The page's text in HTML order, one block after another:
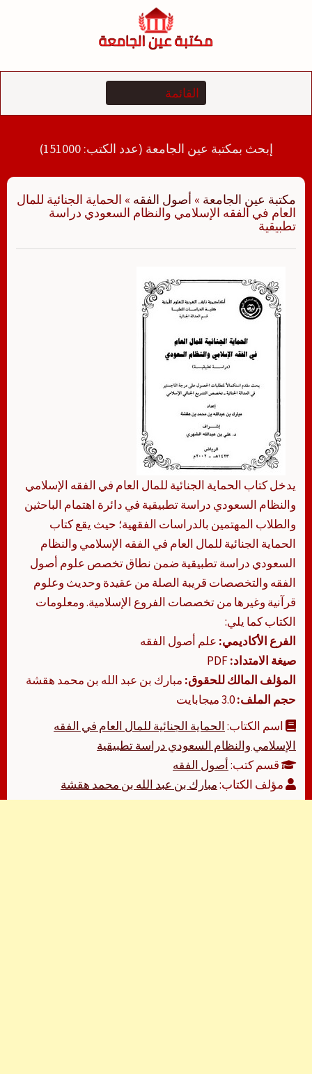
إبحث بمكتبة عين الجامعة (عدد الكتب: 151000)
مكتبة عين الجامعة » أصول الفقه » الحماية الجنائية للمال
العام في الفقه الإسلامي والنظام السعودي دراسة
تطبيقية
يدخل كتاب الحماية الجنائية للمال العام في الفقه الإسلامي
والنظام السعودي دراسة تطبيقية في دائرة اهتمام الباحثين
والطلاب المهتمين بالدراسات الفقهية؛ حيث يقع كتاب
الحماية الجنائية للمال العام في الفقه الإسلامي والنظام
السعودي دراسة تطبيقية ضمن نطاق تخصص علوم أصول
الفقه والتخصصات قريبة الصلة من عقيدة وحديث وعلوم
قرآنية وغيرها من تخصصات الفروع الإسلامية. ومعلومات
الكتاب كما يلي:
الفرع الأكاديمي: علم أصول الفقه
صيغة الامتداد:
المؤلف المالك للحقوق: مبارك بن عبد الله بن محمد هقشة
حجم الملف:3.0 ميجابايت
اسم الكتاب:الحماية الجنائية للمال العام في الفقه
الإسلامي والنظام السعودي دراسة تطبيقية
قسم كتب:أصول الفقه
مؤلف الكتاب:مبارك بن عبد الله بن محمد هقشة